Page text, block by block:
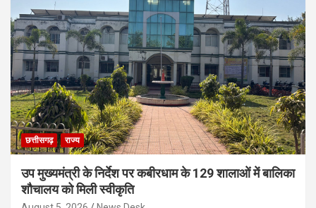
छत्तीसगढ़ राज्य
उप मुख्यमंत्री के निर्देश पर कबीरधाम के 129 शालाओं में बालिका
शौचालय को मिली स्वीकृति